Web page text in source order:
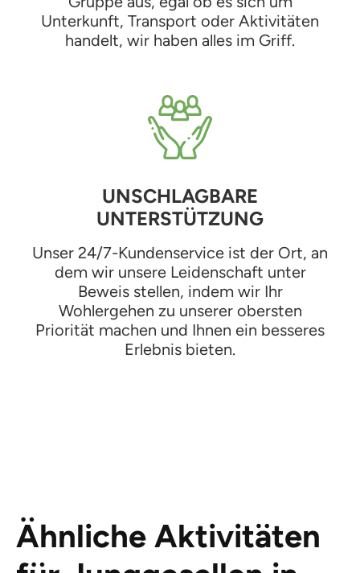
Unterkunft, Transport oder Aktivitäten
handelt, wir haben alles im Griff.
UNSCHLAGBARE
UNTERSTÜTZUNG
Unser 24/7-Kundenservice ist der Ort, an
dem wir unsere Leidenschaft unter
Beweis stellen, indem wir Ihr
Wohlergehen zu unserer obersten
Priorität machen und Ihnen ein besseres
Erlebnis bieten.
Ähnliche Aktivitäten